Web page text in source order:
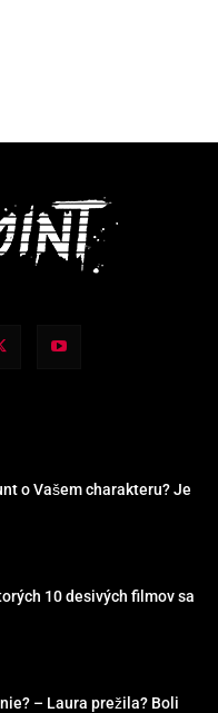
o Vašem charakteru? Je
10 desivých filmov sa
– Laura prežila? Boli